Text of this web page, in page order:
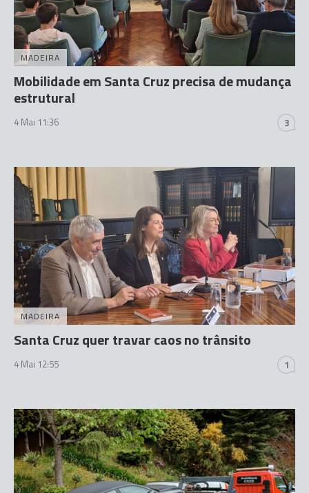
MADEIRA
Mobilidade em Santa Cruz precisa de mudança
estrutural
4 Mai 11:36 3
MADEIRA
Santa Cruz quer travar caos no trânsito
4 Mai 12:55 1